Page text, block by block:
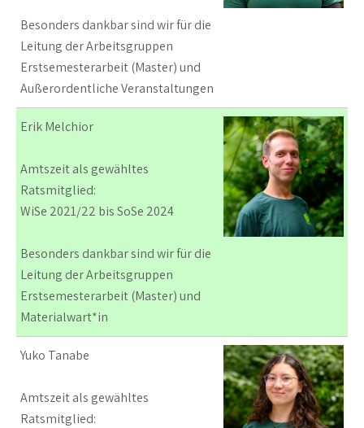
Besonders dankbar sind wir für die
Leitung der Arbeitsgruppen
Erstsemesterarbeit (Master) und
Außerordentliche Veranstaltungen
Erik Melchior
Amtszeit als gewähltes
Ratsmitglied:
WiSe 2021/22 bis SoSe 2024
Besonders dankbar sind wir für die
Leitung der Arbeitsgruppen
Erstsemesterarbeit (Master) und
Materialwart*in
Yuko Tanabe
Amtszeit als gewähltes
Ratsmitglied: